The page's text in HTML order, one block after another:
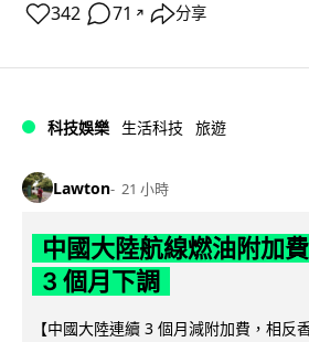
342 71 ↗ 分享
科技娛樂 生活科技 旅遊
Lawton 21 小時
中國大陸航線燃油附加
3 個月下調
【中國大陸連續 3 個月減附加費，相反